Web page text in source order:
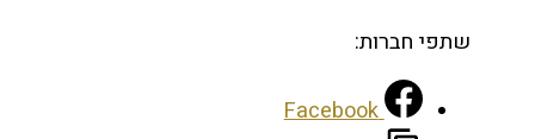
שתפי חברות:
Facebook